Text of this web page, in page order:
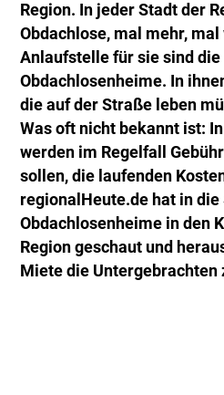
Region. In jeder Stadt der
Obdachlose, mal mehr,
Anlaufstelle für sie sind
Obdachlosenheime. In
die auf der Straße leben
Was oft nicht bekannt ist:
werden im Regelfall
sollen, die laufenden
regionalHeute.de hat in die
Obdachlosenheime in den
Region geschaut und
Miete die Untergebrachten